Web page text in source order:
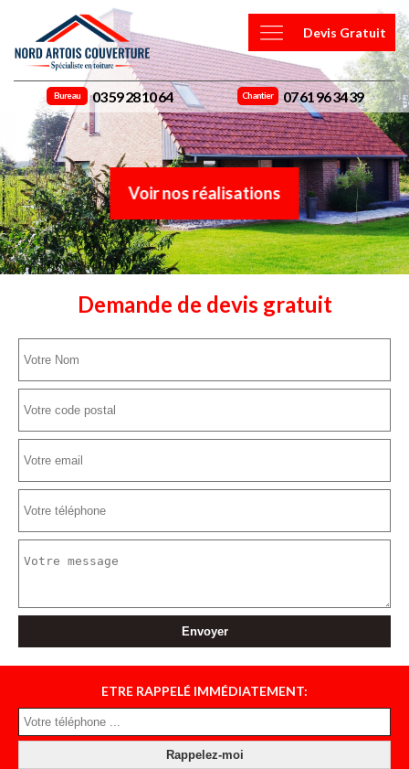
Devis Gratuit
Bureau 03 59 28 10 64 Chantier 07 61 96 34 39
Voir nos réalisations
Demande de devis gratuit
ETRE RAPPELÉ IMMÉDIATEMENT: